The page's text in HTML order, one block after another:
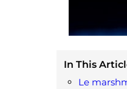
In This
Le